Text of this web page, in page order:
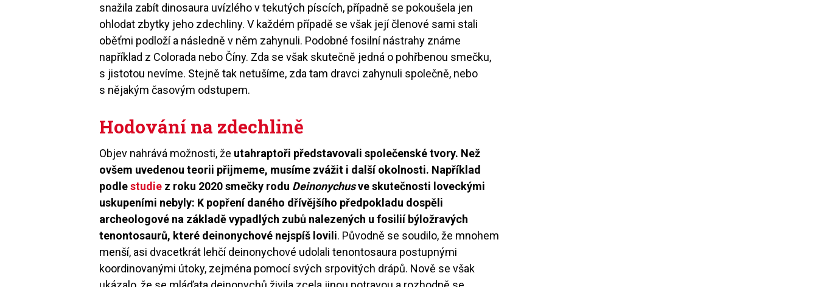
snažila zabít dinosaura uvízlého v tekutých píscích, případně se pokoušela jen
ohlodat zbytky jeho zdechliny. V každém případě se však její členové sami stali
oběťmi podloží a následně v něm zahynuli. Podobné fosilní nástrahy známe
například z Colorada nebo Číny. Zda se však skutečně jedná o pohřbenou smečku,
s jistotou nevíme. Stejně tak netušíme, zda tam dravci zahynuli společně, nebo
s nějakým časovým odstupem.
Hodování na zdechlině
Objev nahrává možnosti, že utahraptoři představovali společenské tvory. Než
ovšem uvedenou teorii přijmeme, musíme zvážit i další okolnosti. Například
podlestudie z roku 2020 smečky rodu Deinonychusve skutečnosti loveckými
uskupeními nebyly: K popření daného dřívějšího předpokladu dospěli
archeologové na základě vypadlých zubů nalezených u fosilií býložravých
tenontosaurů, které deinonychové nejspíš lovili. Původně se soudilo, že mnohem
menší, asi dvacetkrát lehčí deinonychové udolali tenontosaura postupnými
koordinovanými útoky, zejména pomocí svých srpovitých drápů. Nově se však